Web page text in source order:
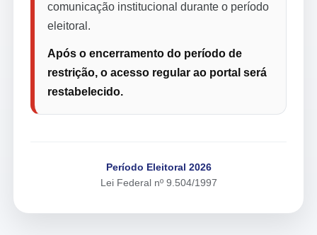
comunicação institucional durante o período
eleitoral.
Após o encerramento do período de
restrição, o acesso regular ao portal será
restabelecido.
Período Eleitoral 2026
Lei Federal nº 9.504/1997